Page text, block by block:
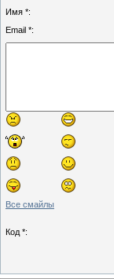
Имя *:
Email *:
Все смайлы
Код *: